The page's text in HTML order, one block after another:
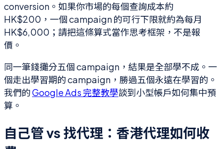
conversion。如果你市場的每個查詢成本約
HK$200，一個 campaign 的可行下限就約為每月
HK$6,000；請把這條算式當作思考框架，不是報
價。
同一筆錢攤分五個 campaign，結果是全部學不成。一
個走出學習期的 campaign，勝過五個永遠在學習的。
我們的Google Ads 完整教學談到小型帳戶如何集中預
算。
自己管 vs 找代理：香港代理如何收